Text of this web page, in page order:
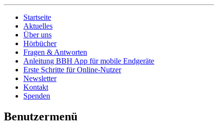
Startseite
Aktuelles
Über uns
Hörbücher
Fragen & Antworten
Anleitung BBH App für mobile Endgeräte
Erste Schritte für Online-Nutzer
Newsletter
Kontakt
Spenden
Benutzermenü